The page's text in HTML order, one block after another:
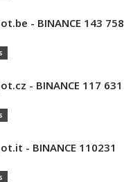
- BINANCE 143 758
- BINANCE 117 631
- BINANCE 110231